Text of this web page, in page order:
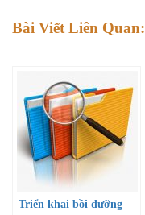
Bài Viết Liên Quan:
Triển khai bồi dưỡng